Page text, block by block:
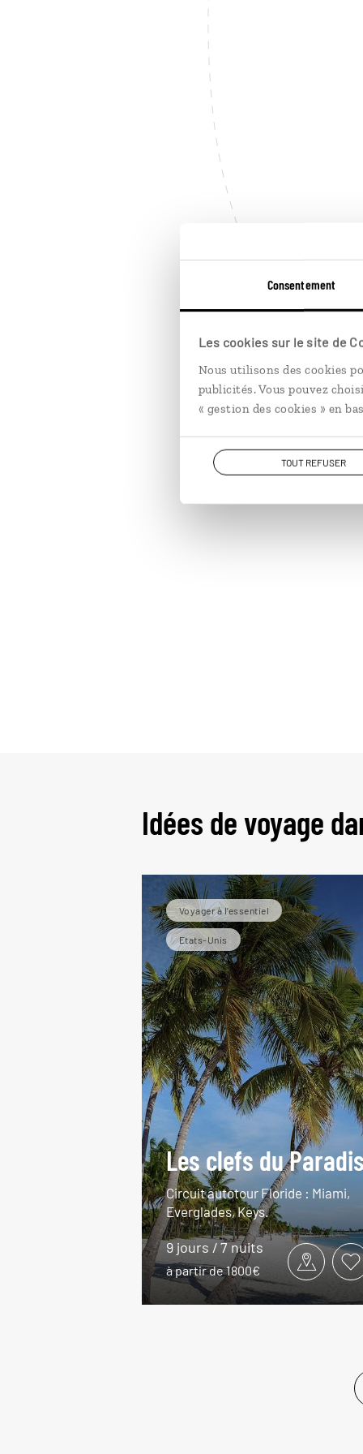
Consentement
Les cookies sur le site de
Nous utilisons des cookies
publicités. Vous pouvez
« gestion des cookies » en
TOUT REFUSER
Idées de voyage
Voyager à l’essentiel
Etats-Unis
Les clefs du
Circuit autotour Floride : Miami,
Everglades, Keys.
9 jours / 7 nuits
à partir de 1800€